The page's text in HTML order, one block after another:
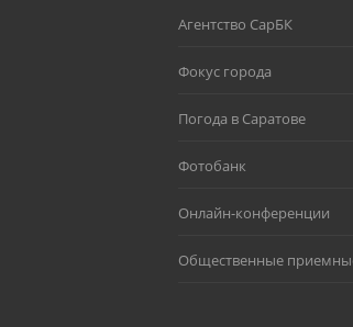
Агентство СарБК
Фокус города
Погода в Саратове
Фотобанк
Онлайн-конференции
Общественные